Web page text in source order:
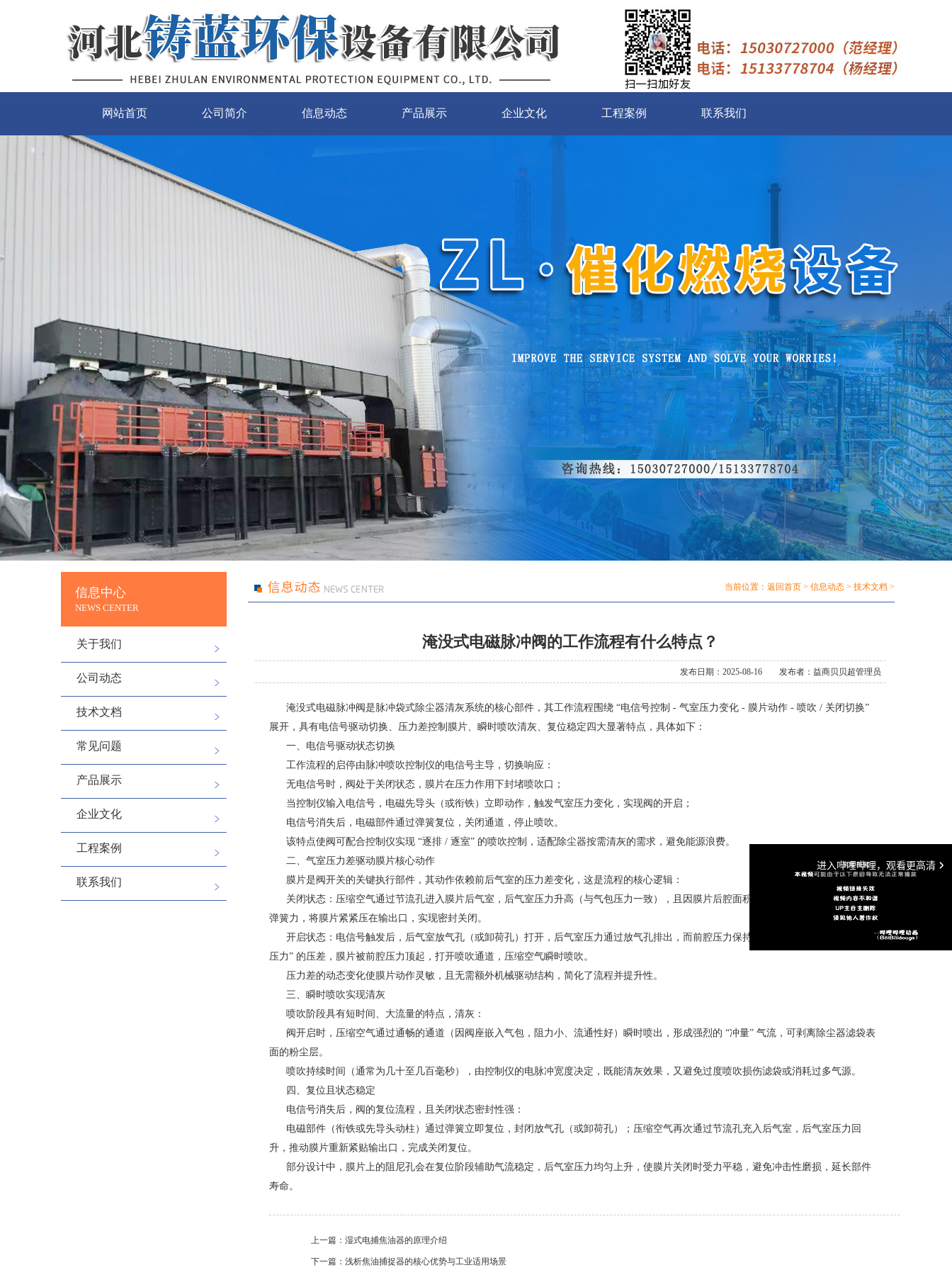
网站首页 公司简介 信息动态 产品展示 企业文化 工程案例 联系我们
信息中心
NEWS CENTER
关于我们
公司动态
技术文档
常见问题
产品展示
企业文化
工程案例
联系我们
当前位置： 返回首页 > 信息动态 > 技术文档 >
淹没式电磁脉冲阀的工作流程有什么特点？
发布者：益商贝贝超管理员
发布日期：2025-08-16
淹没式电磁脉冲阀是脉冲袋式除尘器清灰系统的核心部件，其工作流程围绕 “电信号控制 - 气室压力变化 - 膜片动作 - 喷吹 / 关闭切换”
展开，具有电信号驱动切换、压力差控制膜片、瞬时喷吹清灰、复位稳定四大显著特点，具体如下：
一、电信号驱动状态切换
工作流程的启停由脉冲喷吹控制仪的电信号主导，切换响应：
无电信号时，阀处于关闭状态，膜片在压力作用下封堵喷吹口；
当控制仪输入电信号，电磁先导头（或衔铁）立即动作，触发气室压力变化，实现阀的开启；
电信号消失后，电磁部件通过弹簧复位，关闭通道，停止喷吹。
该特点使阀可配合控制仪实现 “逐排 / 逐室” 的喷吹控制，适配除尘器按需清灰的需求，避免能源浪费。
二、气室压力差驱动膜片核心动作
膜片是阀开关的关键执行部件，其动作依赖前后气室的压力差变化，这是流程的核心逻辑：
关闭状态：压缩空气通过节流孔进入膜片后气室，后气室压力升高（与气包压力一致），且因膜片后腔面积大于前腔，气压作用力叠加
弹簧力，将膜片紧紧压在输出口，实现密封关闭。
开启状态：电信号触发后，后气室放气孔（或卸荷孔）打开，后气室压力通过放气孔排出，而前腔压力保持稳定，形成 “前腔压力＞后腔
压力” 的压差，膜片被前腔压力顶起，打开喷吹通道，压缩空气瞬时喷吹。
压力差的动态变化使膜片动作灵敏，且无需额外机械驱动结构，简化了流程并提升性。
三、瞬时喷吹实现清灰
喷吹阶段具有短时间、大流量的特点，清灰：
阀开启时，压缩空气通过通畅的通道（因阀座嵌入气包，阻力小、流通性好）瞬时喷出，形成强烈的 “冲量” 气流，可剥离除尘器滤袋表
面的粉尘层。
喷吹持续时间（通常为几十至几百毫秒），由控制仪的电脉冲宽度决定，既能清灰效果，又避免过度喷吹损伤滤袋或消耗过多气源。
四、复位且状态稳定
电信号消失后，阀的复位流程，且关闭状态密封性强：
电磁部件（衔铁或先导头动柱）通过弹簧立即复位，封闭放气孔（或卸荷孔）；压缩空气再次通过节流孔充入后气室，后气室压力回
升，推动膜片重新紧贴输出口，完成关闭复位。
部分设计中，膜片上的阻尼孔会在复位阶段辅助气流稳定，后气室压力均匀上升，使膜片关闭时受力平稳，避免冲击性磨损，延长部件
寿命。
上一篇： 湿式电捕焦油器的原理介绍
下一篇： 浅析焦油捕捉器的核心优势与工业适用场景